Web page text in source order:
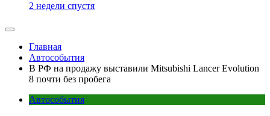
2 недели спустя
Главная
Автособытия
В РФ на продажу выставили Mitsubishi Lancer Evolution
8 почти без пробега
Автособытия